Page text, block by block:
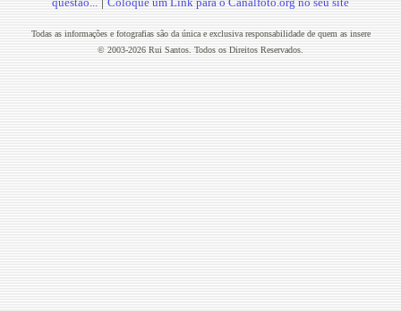
Todas as informações e fotografias são da única e exclusiva responsabilidade de quem as insere
© 2003-2026 Rui Santos. Todos os Direitos Reservados.